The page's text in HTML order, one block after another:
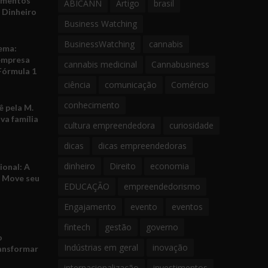
Dinheiro
1
pela M.
família
A
seu
ABICANN Artigo
brasil
Business Watching
BusinessWatching
cannabis
cannabis medicinal
Cannabusiness
ciência
comunicação
Comércio
conhecimento
cultura empreendedora
curiosidade
dicas
dicas empreendedoras
dinheiro
Direito
economia
EDUCAÇÃO
empreendedorismo
Engajamento
evento
eventos
fintech
gestão
governo
Indústrias em geral
inovação